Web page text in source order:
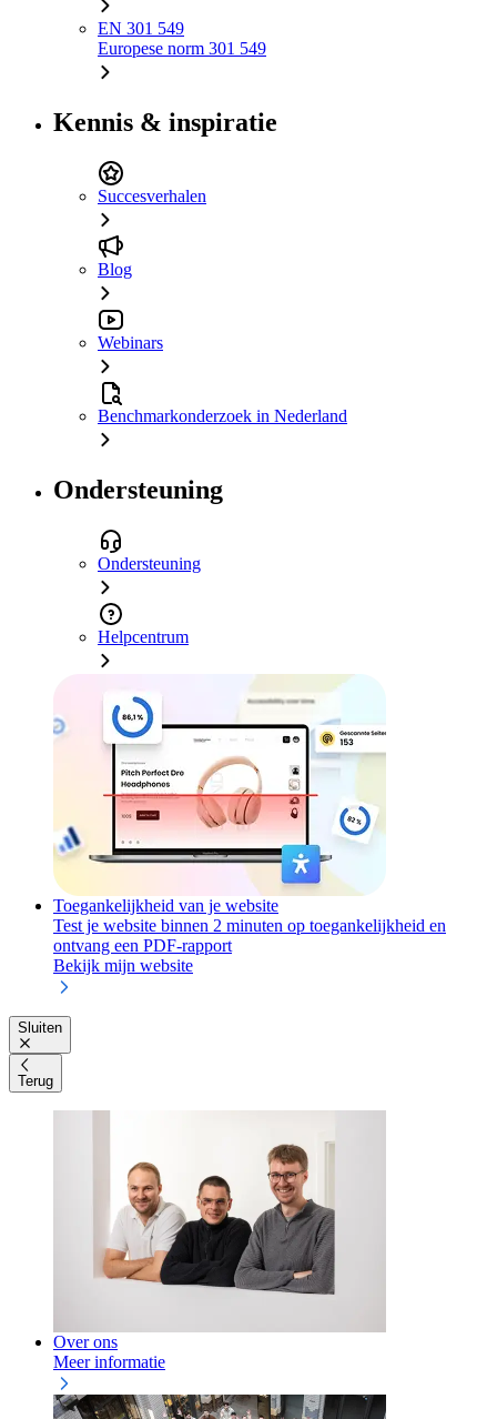
EN 301 549
Europese norm 301 549
Kennis & inspiratie
Succesverhalen
Blog
Webinars
Benchmarkonderzoek in Nederland
Ondersteuning
Ondersteuning
Helpcentrum
Toegankelijkheid van je website
Test je website binnen 2 minuten op toegankelijkheid en
ontvang een PDF-rapport
Bekijk mijn website
Sluiten
Terug
Over ons
Meer informatie